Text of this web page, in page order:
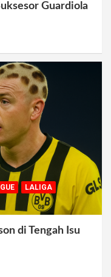
Guardiola
LALIGA
di Tengah Isu